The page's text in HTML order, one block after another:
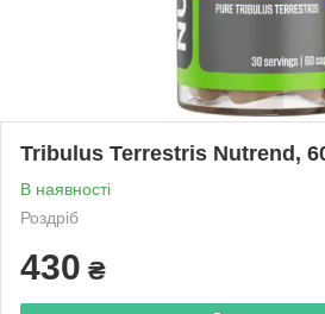
Tribulus Terrestris Nutrend,
В наявності
Роздріб
430 ₴